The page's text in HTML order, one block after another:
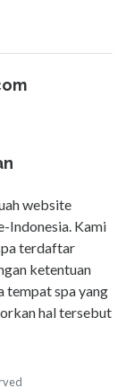
website
Indonesia. Kami
terdaftar
ketentuan
tempat spa yang
hal tersebut